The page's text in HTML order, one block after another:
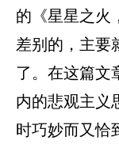
的《星星之火
差别的，主要
了。在这篇文
内的悲观主义
时巧妙而又恰